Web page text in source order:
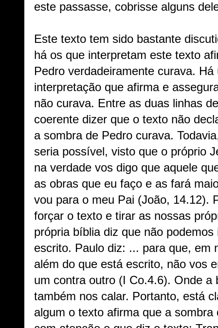
este passasse, cobrisse alguns
Este texto tem sido bastante
há os que interpretam este texto
Pedro verdadeiramente curava.
interpretação que afirma e
não curava. Entre as duas linhas
coerente dizer que o texto não
a sombra de Pedro curava.
seria possível, visto que o próprio
na verdade vos digo que aquele
as obras que eu faço e as fará
vou para o meu Pai (João, 14.12).
forçar o texto e tirar as nossas
própria bíblia diz que não
escrito. Paulo diz: ... para que, em
além do que está escrito, não vos
um contra outro (I Co.4.6). Onde a
também nos calar. Portanto, está
algum o texto afirma que a